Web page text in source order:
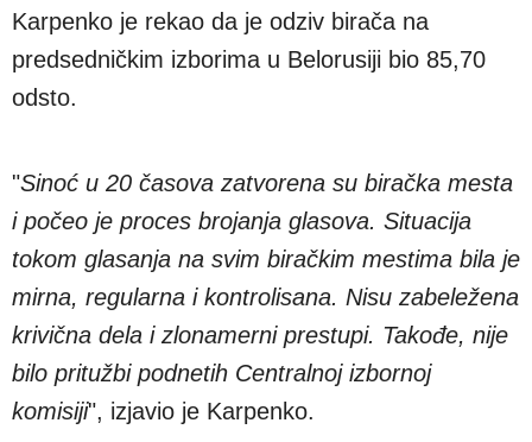
Karpenko je rekao da je odziv birača na
predsedničkim izborima u Belorusiji bio 85,70
odsto.
"Sinoć u 20 časova zatvorena su biračka mesta
i počeo je proces brojanja glasova. Situacija
tokom glasanja na svim biračkim mestima bila je
mirna, regularna i kontrolisana. Nisu zabeležena
krivična dela i zlonamerni prestupi. Takođe, nije
bilo pritužbi podnetih Centralnoj izbornoj
komisiji", izjavio je Karpenko.